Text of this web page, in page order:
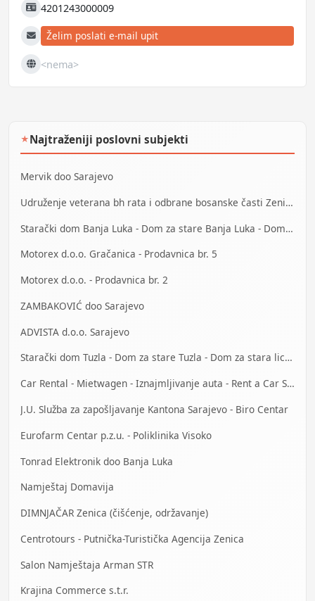
JIB 4201243000009
E-mailŽelim poslati e-mail upit
Web <nema>
★Najtraženiji poslovni subjekti
Mervik doo Sarajevo
Udruženje veterana bh rata i odbrane bosanske časti Zenica
Starački dom Banja Luka - Dom za stare Banja Luka - Dom za stara lica Banjaluka
Motorex d.o.o. Gračanica - Prodavnica br. 5
Motorex d.o.o. - Prodavnica br. 2
ZAMBAKOVIĆ doo Sarajevo
ADVISTA d.o.o. Sarajevo
Starački dom Tuzla - Dom za stare Tuzla - Dom za stara lica Tuzla
Car Rental - Mietwagen - Iznajmljivanje auta - Rent a Car Sarajevo
J.U. Služba za zapošljavanje Kantona Sarajevo - Biro Centar
Eurofarm Centar p.z.u. - Poliklinika Visoko
Tonrad Elektronik doo Banja Luka
Namještaj Domavija
DIMNJAČAR Zenica (čišćenje, održavanje)
Centrotours - Putnička-Turistička Agencija Zenica
Salon Namještaja Arman STR
Krajina Commerce s.t.r.